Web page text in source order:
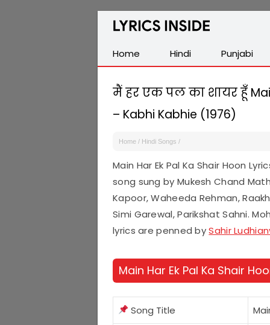
Latest
Hindi,
Tamil,
Malayalam,
Telugu,
English,
Punjabi
Home
Hindi Punjabi
मैं हर एक पल का शायर हूँ Main
– Kabhi Kabhie (1976)
Home / Hindi Songs /
Main Har Ek Pal Ka Shair Hoon
song sung by Mukesh Chand
Kapoor, Waheeda Rehman,
Simi Garewal, Parikshat Sahni.
lyrics are penned bySahir
Main Har Ek Pal Ka Shair
Song Title